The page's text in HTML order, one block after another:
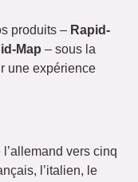
produits – Rapid-
Map – sous la
une expérience
l’allemand vers cinq
l’italien, le